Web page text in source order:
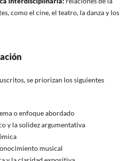
como el cine, el teatro, la danza y los
se priorizan los siguientes
o enfoque abordado
y la solidez argumentativa
musical